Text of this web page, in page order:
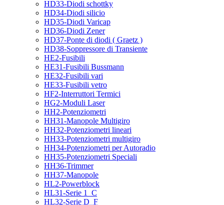
HD33-Diodi schottky
HD34-Diodi silicio
HD35-Diodi Varicap
HD36-Diodi Zener
HD37-Ponte di diodi ( Graetz )
HD38-Soppressore di Transiente
HE2-Fusibili
HE31-Fusibili Bussmann
HE32-Fusibili vari
HE33-Fusibili vetro
HF2-Interruttori Termici
HG2-Moduli Laser
HH2-Potenziometri
HH31-Manopole Multigiro
HH32-Potenziometri lineari
HH33-Potenziometri multigiro
HH34-Potenziometri per Autoradio
HH35-Potenziometri Speciali
HH36-Trimmer
HH37-Manopole
HL2-Powerblock
HL31-Serie 1_C
HL32-Serie D_F